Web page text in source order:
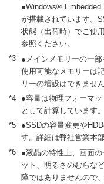
●Windows® Embedded
が搭載されています。
状態（出荷時）でご使
参照ください。
*3
●メインメモリーの一
使用可能なメモリーは
リーの増設はできません
*4
●容量は物理フォーマ
として計算しています。
*5
●SSDの容量変更や
す。詳細は弊社営業本
*6
●液晶の特性上、画面
ット、明るさのむらな
障ではありませんので